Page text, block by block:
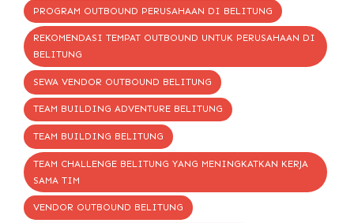
PROGRAM OUTBOUND PERUSAHAAN DI BELITUNG
REKOMENDASI TEMPAT OUTBOUND UNTUK PERUSAHAAN DI
BELITUNG
SEWA VENDOR OUTBOUND BELITUNG
TEAM BUILDING ADVENTURE BELITUNG
TEAM BUILDING BELITUNG
TEAM CHALLENGE BELITUNG YANG MENINGKATKAN KERJA
SAMA TIM
VENDOR OUTBOUND BELITUNG